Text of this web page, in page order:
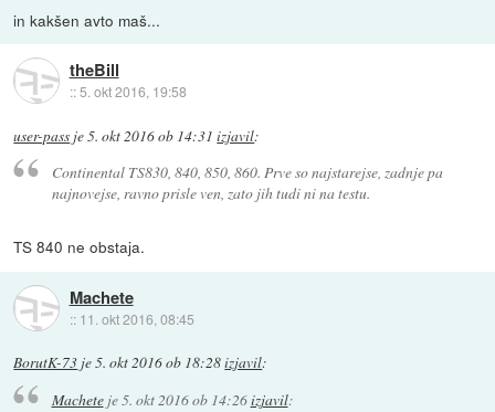
in kakšen avto maš...
theBill
::5. okt 2016, 19:58
user-pass je5. okt 2016 ob 14:31 izjavil:
Continental TS830, 840, 850, 860. Prve so najstarejse, zadnje pa
najnovejse, ravno prisle ven, zato jih tudi ni na testu.
TS 840 ne obstaja.
Machete
:: 11. okt 2016, 08:45
BorutK-73 je5. okt 2016 ob 18:28izjavil:
Macheteje5. okt 2016 ob 14:26izjavil: